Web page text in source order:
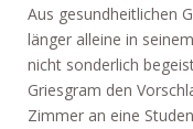
Aus gesundheitlichen
länger alleine in
nicht sonderlich
Griesgram den
Zimmer an eine